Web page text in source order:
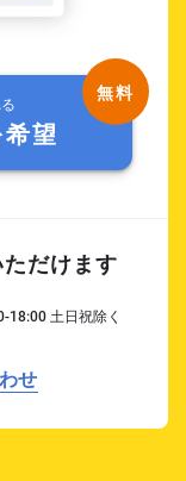
望
だけます
せ